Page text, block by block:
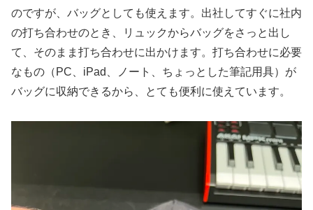
のですが、バッグとしても使えます。出社してすぐに社内
の打ち合わせのとき、リュックからバッグをさっと出し
て、そのまま打ち合わせに出かけます。打ち合わせに必要
なもの（PC、iPad、ノート、ちょっとした筆記用具）が
バッグに収納できるから、とても便利に使えています。